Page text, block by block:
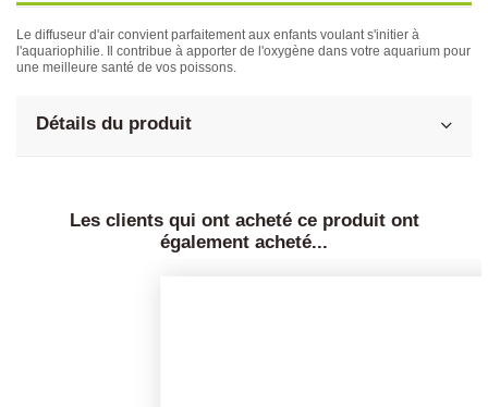
Le diffuseur d'air convient parfaitement aux enfants voulant s'initier à
l'aquariophilie. Il contribue à apporter de l'oxygène dans votre aquarium pour
une meilleure santé de vos poissons.
Détails du produit
Les clients qui ont acheté ce produit ont
également acheté...